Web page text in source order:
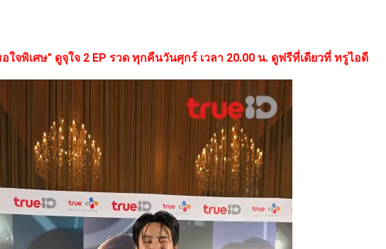
จพิเศษ" ดูจุใจ 2 EP รวด ทุกคืนวันศุกร์ เวลา 20.00 น. ดูฟรีที่เดียวที่ ทรูไอดี